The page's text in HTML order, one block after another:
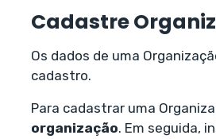
Cadastre
Os dados de uma
cadastro.
Para cadastrar uma
organização. Em seguida,